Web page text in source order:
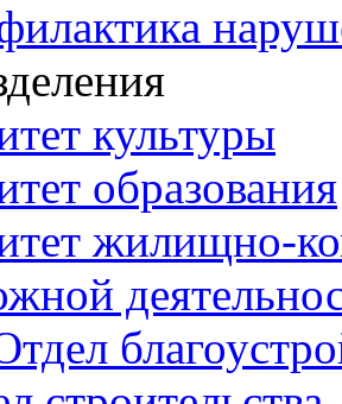
культуры
образования
жилищно-